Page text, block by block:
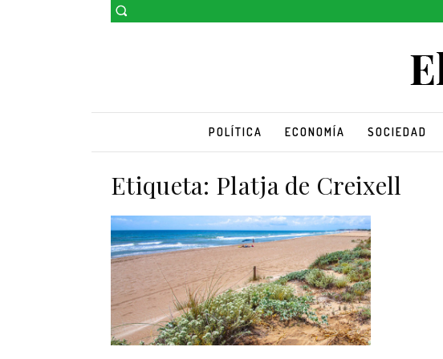
POLÍTICA ECONOMÍA SOCIEDAD
Etiqueta: Platja de Creixell